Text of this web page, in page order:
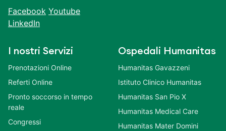
Facebook Youtube
LinkedIn
I nostri Servizi
Prenotazioni Online
Referti Online
Pronto soccorso in tempo
reale
Congressi
Ospedali Humanitas
Humanitas Gavazzeni
Istituto Clinico Humanitas
Humanitas San Pio X
Humanitas Medical Care
Humanitas Mater Domini